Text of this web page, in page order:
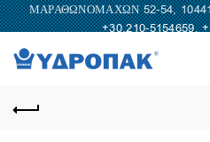
ΜΑΡΑΘΩΝΟΜΑΧΩΝ 52-54,
+30.210-5154659,